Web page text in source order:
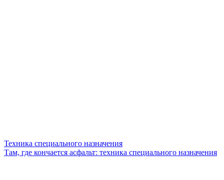
Техника специального назначения
Там, где кончается асфальт: техника специального назначения